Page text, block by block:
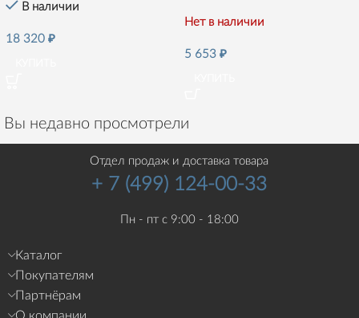
В наличии
18 320 ₽
Нет в наличии
5 653 ₽
Вы недавно просмотрели
Отдел продаж и доставка товара
+ 7 (499) 124-00-33
Пн - пт с 9:00 - 18:00
Каталог
Покупателям
Партнёрам